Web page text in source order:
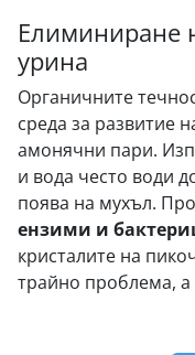
Елиминиране
урина
Органичните
среда за развитие
амонячни пари.
и вода често води
поява на мухъл.
ензими и
кристалите на
трайно проблема, а